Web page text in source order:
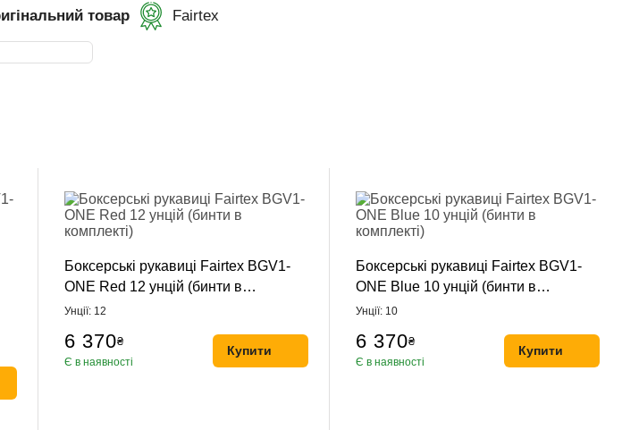
товар Fairtex
Боксерські рукавиці Fairtex BGV1-
ONE Red 12 унцій (бинти в
комплекті)
Унції: 12
6 370₴
Є в наявності
Купити
Боксерські рукавиці Fairtex BGV1-
ONE Blue 10 унцій (бинти в
комплекті)
Унції: 10
6 370₴
Є в наявності
Купити